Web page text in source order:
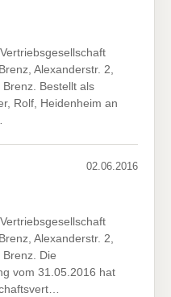
Alexanderstr. 2,
Bestellt als
Rolf, Heidenheim an
02.06.2016
Alexanderstr. 2,
Die
vom 31.05.2016 hat